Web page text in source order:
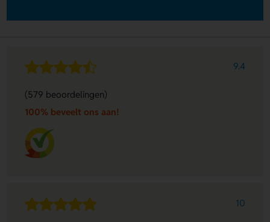
9.4
(579 beoordelingen)
100% beveelt ons aan!
10